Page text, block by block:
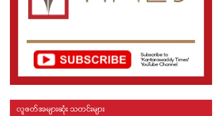
လူဖတ်အများဆုံး သတင်းများ